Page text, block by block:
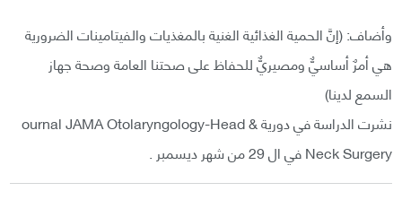
وأضاف: (إنَّ الحمية الغذائية الغنية بالمغذيات والفيتامينات الضرورية
هي أمرٌ أساسيٌّ ومصيريٌّ للحفاظ على صحتنا العامة وصحة جهاز
السمع لدينا)
نشرت الدراسة في دورية ournal JAMA Otolaryngology-Head &
Neck Surgery في ال 29 من شهر ديسمبر .